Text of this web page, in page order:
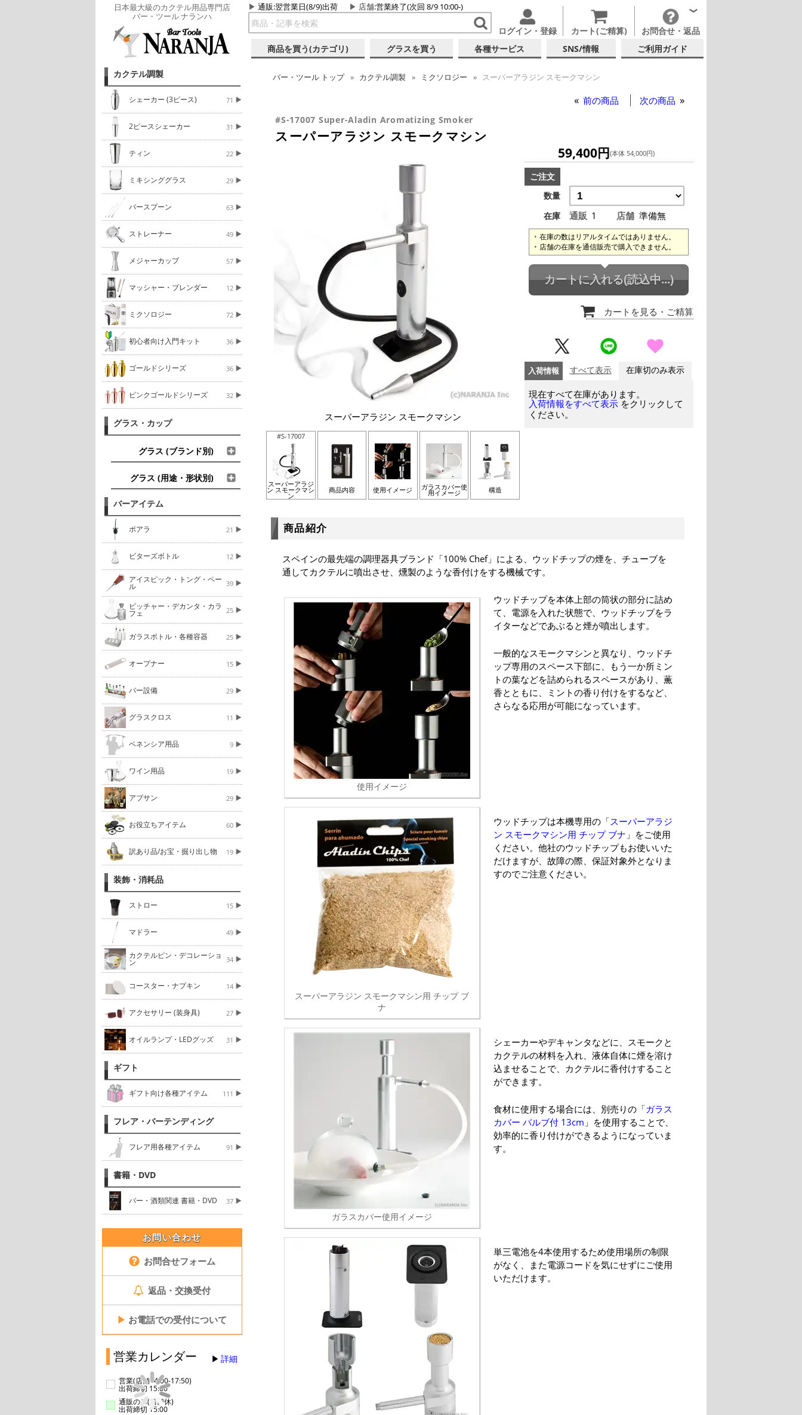
日本最大級のカクテル用品専門店
バー・ツール ナランハ
通販:翌営業日(8/9)出荷 店舗:営業終了(次回 8/9 10:00-)
ログイン・登録 カート(ご精算) お問合せ・返品
商品を買う(カテゴリ) グラスを買う 各種サービス SNS/情報 ご利用ガイド
カクテル調製
シェーカー (3ピース) 71
2ピースシェーカー 31
ティン 22
ミキシンググラス 29
バースプーン 63
ストレーナー 49
メジャーカップ 57
マッシャー・ブレンダー 12
ミクソロジー 72
初心者向け入門キット 36
ゴールドシリーズ 36
ピンクゴールドシリーズ 32
グラス・カップ
グラス (ブランド別)
グラス (用途・形状別)
バーアイテム
ポアラ 21
ビターズボトル 12
アイスピック・トング・ペー
ル 39
ピッチャー・デカンタ・カラ
フェ 25
ガラスボトル・各種容器 25
オープナー 15
バー設備 29
グラスクロス 11
ベネンシア用品 9
ワイン用品 19
アブサン 29
お役立ちアイテム 60
訳あり品/お宝・掘り出し物 19
装飾・消耗品
ストロー 15
マドラー 49
カクテルピン・デコレーショ
ン 34
コースター・ナプキン 14
アクセサリー (装身具) 27
オイルランプ・LEDグッズ 31
ギフト
ギフト向け各種アイテム 111
フレア・バーテンディング
フレア用各種アイテム 91
書籍・DVD
バー・酒類関連 書籍・DVD 37
お問い合わせ
お問合せフォーム
返品・交換受付
▶ お電話での受付について
営業カレンダー 詳細
営業(店舗14:00-17:50)
出荷締切 15:00
通販のみ(店舗休)
出荷締切 15:00
バー・ツール トップ カクテル調製 ミクソロジー スーパーアラジン スモークマシン
前の商品 次の商品
#S-17007 Super-Aladin Aromatizing Smoker
スーパーアラジン スモークマシン
スーパーアラジン スモークマシン
#S-17007
スーパーアラジ
ン スモークマシ
ン
商品内容 使用イメージ ガラスカバー使
用イメージ 構造
59,400円(本体 54,000円)
ご注文
数量
在庫
通販 1 店舗 準備無
在庫の数はリアルタイムではありません。
店舗の在庫を通信販売で購入できません。
カートに入れる(読込中...)
カートを見る ・ご精算
入荷情報 すべて表示 在庫切のみ表示
現在すべて在庫があります。
入荷情報をすべて表示 をクリックして
ください。
商品紹介
スペインの最先端の調理器具ブランド「100% Chef」による、ウッドチップの煙を、チューブを
通してカクテルに噴出させ、燻製のような香付けをする機械です。
使用イメージ
ウッドチップを本体上部の筒状の部分に詰め
て、電源を入れた状態で、ウッドチップをラ
イターなどであぶると煙が噴出します。
一般的なスモークマシンと異なり、ウッドチ
ップ専用のスペース下部に、もう一か所ミン
トの葉などを詰められるスペースがあり、薫
香とともに、ミントの香り付けをするなど、
さらなる応用が可能になっています。
スーパーアラジン スモークマシン用 チップ ブ
ナ
ウッドチップは本機専用の「スーパーアラジ
ン スモークマシン用 チップ ブナ 」をご使用
ください。他社のウッドチップもお使いいた
だけますが、故障の際、保証対象外となりま
すのでご注意ください。
ガラスカバー使用イメージ
シェーカーやデキャンタなどに、スモークと
カクテルの材料を入れ、液体自体に煙を溶け
込ませることで、カクテルに香付けすること
ができます。
食材に使用する場合には、別売りの「ガラス
カバー バルブ付 13cm 」を使用することで、
効率的に香り付けができるようになっていま
す。
単三電池を4本使用するため使用場所の制限
がなく、また電源コードを気にせずにご使用
いただけます。